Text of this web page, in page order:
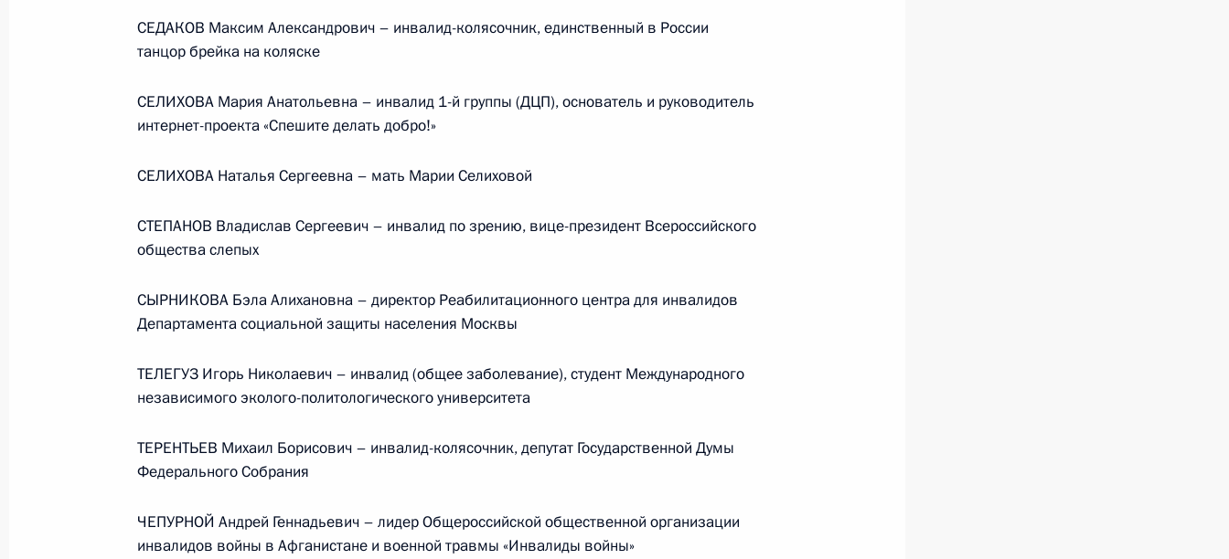
Меры Правительства
экономики и поддержке
GOVERNMENT.RU CONSTITUTION.KREMLIN.RU
Отправить письмо Президенту
LETTERS.KREMLIN.RU
Правительство Российской
Совет Федерации
Разделы сайта
Президента
События
Информационные
Президент России
Текущий ресурс
Официальные
MAX
Правовая и
СЕДАКОВ Максим Александрович – инвалид-колясочник, единственный в России
танцор брейка на коляске
СЕЛИХОВА Мария Анатольевна – инвалид 1-й группы (ДЦП), основатель и руководитель
интернет-проекта «Спешите делать добро!»
СЕЛИХОВА Наталья Сергеевна – мать Марии Селиховой
СТЕПАНОВ Владислав Сергеевич – инвалид по зрению, вице-президент Всероссийского
общества слепых
СЫРНИКОВА Бэла Алихановна – директор Реабилитационного центра для инвалидов
Департамента социальной защиты населения Москвы
ТЕЛЕГУЗ Игорь Николаевич – инвалид (общее заболевание), студент Международного
независимого эколого-политологического университета
ТЕРЕНТЬЕВ Михаил Борисович – инвалид-колясочник, депутат Государственной Думы
Федерального Собрания
ЧЕПУРНОЙ Андрей Геннадьевич – лидер Общероссийской общественной организации
инвалидов войны в Афганистане и военной травмы «Инвалиды войны»